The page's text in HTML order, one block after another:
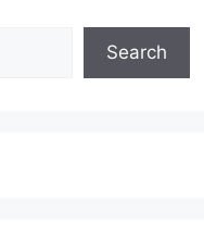
Search